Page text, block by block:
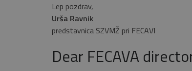
Lep pozdrav,
Urša Ravnik
predstavnica SZVMŽ pri FECAVI
Dear FECAVA